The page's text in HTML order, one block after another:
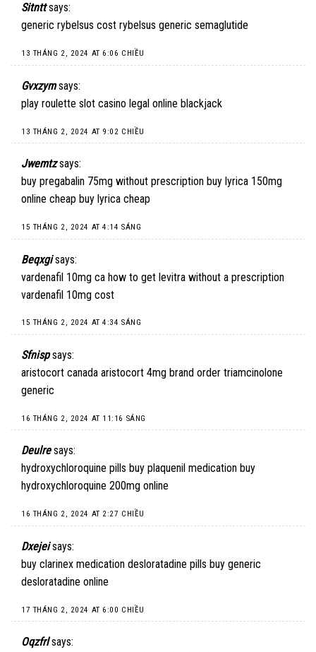
Sitntt says:
generic rybelsus cost rybelsus generic semaglutide
13 THÁNG 2, 2024 AT 6:06 CHIỀU
Gvxzym says:
play roulette slot casino legal online blackjack
13 THÁNG 2, 2024 AT 9:02 CHIỀU
Jwemtz says:
buy pregabalin 75mg without prescription buy lyrica 150mg
online cheap buy lyrica cheap
15 THÁNG 2, 2024 AT 4:14 SÁNG
Beqxgi says:
vardenafil 10mg ca how to get levitra without a prescription
vardenafil 10mg cost
15 THÁNG 2, 2024 AT 4:34 SÁNG
Sfnisp says:
aristocort canada aristocort 4mg brand order triamcinolone
generic
16 THÁNG 2, 2024 AT 11:16 SÁNG
Deulre says:
hydroxychloroquine pills buy plaquenil medication buy
hydroxychloroquine 200mg online
16 THÁNG 2, 2024 AT 2:27 CHIỀU
Dxejei says:
buy clarinex medication desloratadine pills buy generic
desloratadine online
17 THÁNG 2, 2024 AT 6:00 CHIỀU
Oqzfrl says: